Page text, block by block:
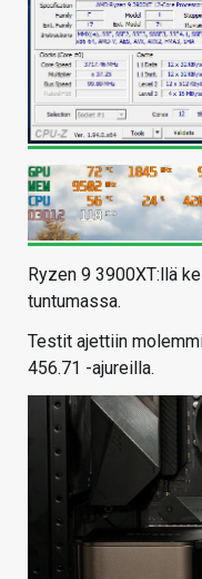
Ryzen 9 3900XT:llä
tuntumassa.
Testit ajettiin
456.71 -ajureilla.